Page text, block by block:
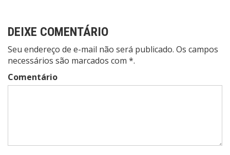
DEIXE COMENTÁRIO
Seu endereço de e-mail não será publicado. Os campos
necessários são marcados com *.
Comentário